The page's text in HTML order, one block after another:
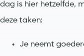
dag is hier hetzelfde,
deze taken:
Je neemt